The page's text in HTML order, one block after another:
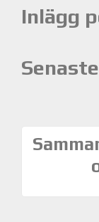
Inlägg